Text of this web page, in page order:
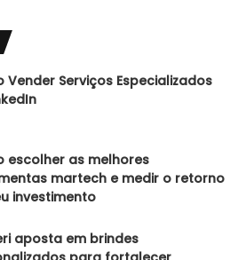
Vender Serviços Especializados
escolher as melhores
martech e medir o retorno
investimento
aposta em brindes